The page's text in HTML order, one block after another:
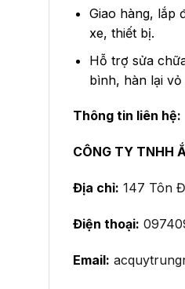
Giao hàng, lắp
xe, thiết bị.
Hỗ trợ sửa
bình, hàn lại
Thông tin liên hệ:
CÔNG TY TNHH
Địa chỉ: 147 Tôn
Điện thoại:
Email: